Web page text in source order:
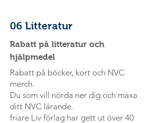
06 Litteratur
Rabatt på litteratur och
hjälpmedel
Rabatt på böcker, kort och NVC
merch.
Du som vill nörda ner dig och maxa
ditt NVC lärande.
friare Liv förlag har gett ut över 40